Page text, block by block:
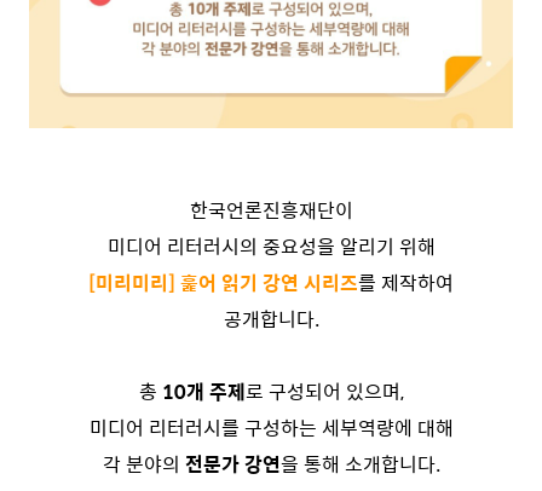
한국언론진흥재단이
미디어 리터러시의 중요성을 알리기 위해
[미리미리] 훑어 읽기 강연 시리즈를 제작하여
공개합니다.
총 10개 주제로 구성되어 있으며,
미디어 리터러시를 구성하는 세부역량에 대해
각 분야의 전문가 강연을 통해 소개합니다.